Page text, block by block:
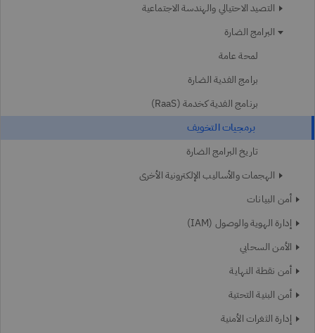
التصيد الاحتيالي والهندسة الاجتماعية
البرامج الضارة
لمحة عامة
برامج الفدية الضارة
برنامج الفدية كخدمة (RaaS)
برمجيات التخويف
تاريخ البرامج الضارة
الهجمات والأساليب الإلكترونية الأخرى
أمن البيانات
إدارة الهوية والوصول (IAM)
الأمن السحابي
أمن نقطة النهاية
أمن البنية التحتية
إدارة الثغرات الأمنية